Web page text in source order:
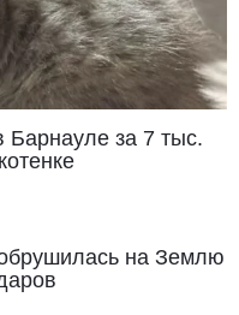
Барнауле за 7 тыс.
на Землю